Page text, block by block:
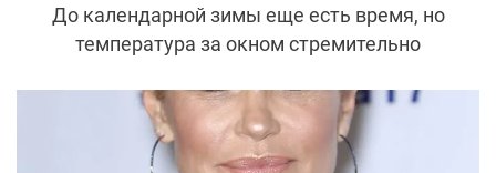
До календарной зимы еще есть время, но
температура за окном стремительно
готовить не только гардероб, но и кожу.
Рассказываем, о чем нужно позаботиться
и какие процедуры включить в свою